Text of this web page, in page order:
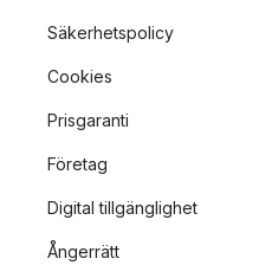
Säkerhetspolicy
Cookies
Prisgaranti
Företag
Digital tillgänglighet
Ångerrätt